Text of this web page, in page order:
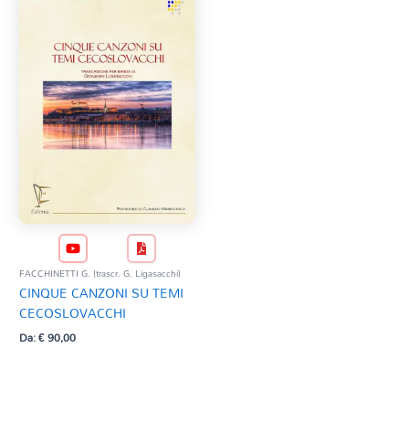
QR base
QR esecuzione
Trascrizioni e Arrangiamenti
FACCHINETTI G. (trascr. G. Ligasacchi)
CINQUE CANZONI SU TEMI
CECOSLOVACCHI
Da:€90,00